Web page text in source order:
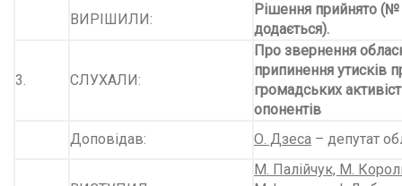
ВИРІШИЛИ:
Рішення прийнято
додається).
3. СЛУХАЛИ:
Про звернення
припинення утисків
громадських
опонентів
Доповідав:
О. Дзеса – депутат
М. Палійчук, М.